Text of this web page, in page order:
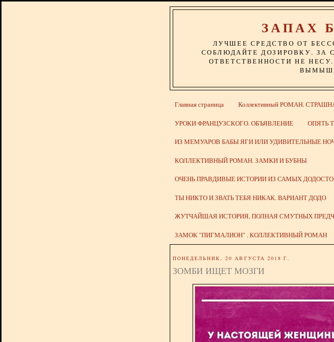
ЗАПАХ
ЛУЧШЕЕ СРЕДСТВО ОТ
СОБЛЮДАЙТЕ ДОЗИРОВКУ. ЗА
ОТВЕТСТВЕННОСТИ НЕ
Главная страница Коллективный РОМАН.
УРОКИ ФРАНЦУЗСКОГО. ОБЪЯВЛЕНИЕ ОПЯТЬ
ИЗ МЕМУАРОВ БАБЫ ЯГИ ИЛИ УДИВИТЕЛЬНЫЕ
КОЛЛЕКТИВНЫЙ РОМАН. ЗАМКИ И БУБНЫ
ОЧЕНЬ ПРАВДИВЫЕ ИСТОРИИ ИЗ САМЫХ
ТЫ НИКТО И ЗВАТЬ ТЕБЯ НИКАК. ВАРИАНТ ДОДО
ЖУТЧАЙШАЯ ИСТОРИЯ, ПОЛНАЯ СМУТНЫХ
ЗАМОК "ПИГМАЛИОН" . КОЛЛЕКТИВНЫЙ РОМАН
ПОНЕДЕЛЬНИК, 20 АВГУСТА 2018 Г.
ЗОМБИ ИЩЕТ МОЗГИ